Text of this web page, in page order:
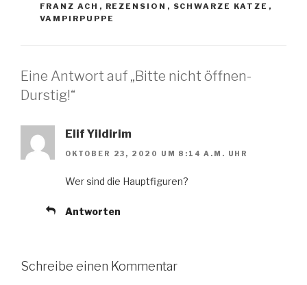
FRANZ ACH , REZENSION , SCHWARZE KATZE ,
VAMPIRPUPPE
Eine Antwort auf „Bitte nicht öffnen-
Durstig!“
Elif Yildirim
OKTOBER 23, 2020 UM 8:14 A.M. UHR
Wer sind die Hauptfiguren?
Antworten
Schreibe einen Kommentar